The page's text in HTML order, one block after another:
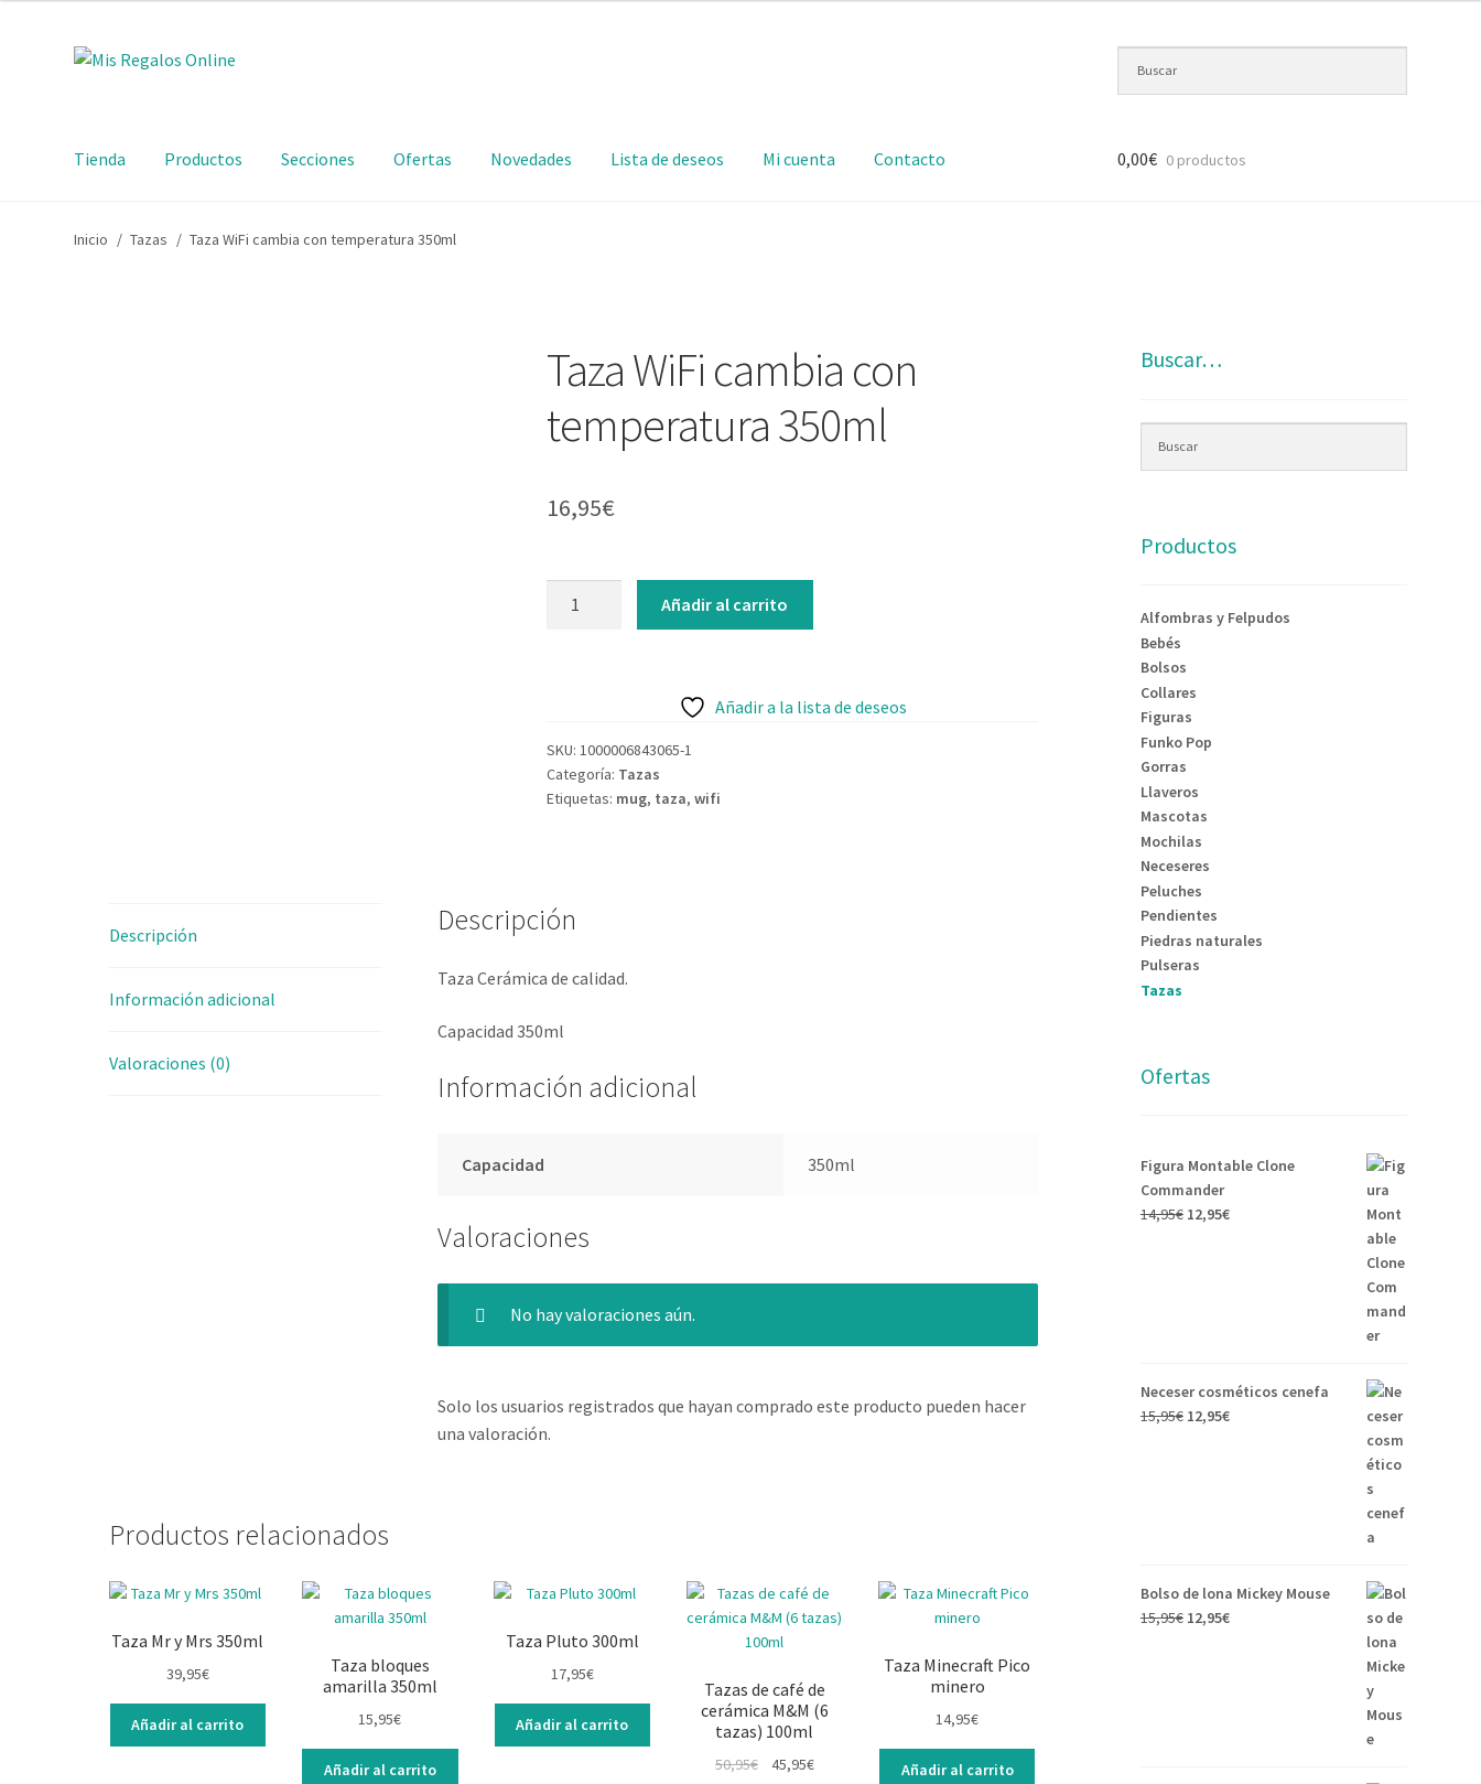
Tienda Productos Secciones Ofertas Novedades Lista de deseos Mi cuenta Contacto 0,00€ 0 productos
Inicio / Tazas / Taza WiFi cambia con temperatura 350ml
Taza WiFi cambia con
temperatura 350ml
16,95€
Añadir al carrito
Añadir a la lista de deseos
SKU: 1000006843065-1
Categoría: Tazas
Etiquetas: mug, taza, wifi
Descripción
Información adicional
Valoraciones (0)
Descripción
Taza Cerámica de calidad.
Capacidad 350ml
Información adicional
Capacidad 350ml
Valoraciones
No hay valoraciones aún.
Solo los usuarios registrados que hayan comprado este producto pueden hacer
una valoración.
Productos relacionados
Taza Mr y Mrs 350ml
39,95€
Añadir al carrito
Taza bloques
amarilla 350ml
15,95€
Añadir al carrito
Taza Pluto 300ml
17,95€
Añadir al carrito
Tazas de café de
cerámica M&M (6
tazas) 100ml
50,95€ 45,95€
Taza Minecraft Pico
minero
14,95€
Añadir al carrito
Buscar…
Productos
Alfombras y Felpudos
Bebés
Bolsos
Collares
Figuras
Funko Pop
Gorras
Llaveros
Mascotas
Mochilas
Neceseres
Peluches
Pendientes
Piedras naturales
Pulseras
Tazas
Ofertas
Figura Montable Clone
Commander
14,95€ 12,95€
Neceser cosméticos cenefa
15,95€ 12,95€
Bolso de lona Mickey Mouse
15,95€ 12,95€